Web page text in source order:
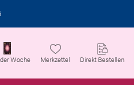
Woche Merkzettel Direkt Bestellen